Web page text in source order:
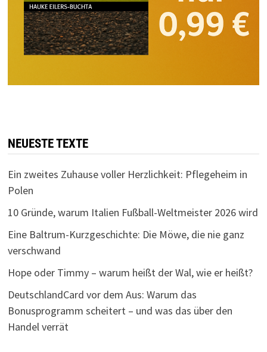
NEUESTE TEXTE
Ein zweites Zuhause voller Herzlichkeit: Pflegeheim in
Polen
10 Gründe, warum Italien Fußball-Weltmeister 2026 wird
Eine Baltrum-Kurzgeschichte: Die Möwe, die nie ganz
verschwand
Hope oder Timmy – warum heißt der Wal, wie er heißt?
DeutschlandCard vor dem Aus: Warum das
Bonusprogramm scheitert – und was das über den
Handel verrät